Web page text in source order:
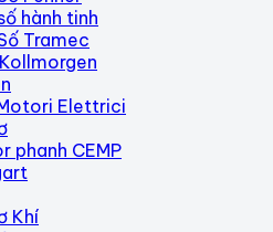
hành tinh
Tramec
Elettrici
phanh CEMP
Khí